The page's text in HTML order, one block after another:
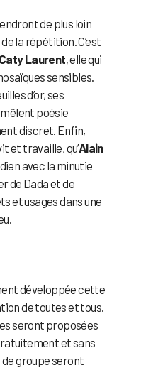
de plus loin
la répétition. C’est
Caty Laurent, elle qui
sensibles.
d’or, ses
poésie
discret. Enfin,
et travaille, qu’Alain
avec la minutie
de Dada et de
et usages dans une
développée cette
de toutes et tous.
seront proposées
et sans
groupe seront